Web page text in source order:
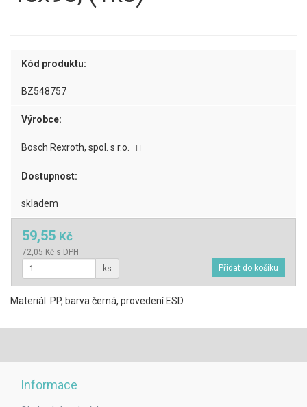
Kód produktu:
BZ548757
Výrobce:
Bosch Rexroth, spol. s r.o.
Dostupnost:
skladem
59,55 Kč
72,05 Kč s DPH
ks
Materiál: PP, barva černá, provedení ESD
Informace